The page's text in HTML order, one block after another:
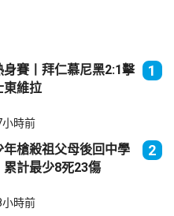
身賽丨拜仁慕尼黑2:1擊
東維拉
1
小時前
年槍殺祖父母後回中學
計最少8死23傷
2
小時前